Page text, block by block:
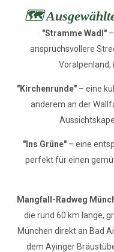
🗺️
"Stramme Wadl"–
anspruchsvollere
Voralpenland,
"Kirchenrunde"– eine
anderem an der
"Ins Grüne" – eine
perfekt für einen
Mangfall-Radweg
die rund 60 km lange,
München direkt an Bad
dem Ayinger